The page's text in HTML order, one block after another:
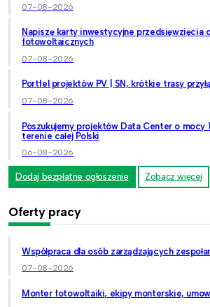
07-08-2026
Napiszę karty inwestycyjne przedsięwzięcia
fotowoltaicznych
07-08-2026
Portfel projektów PV | SN, krótkie trasy
07-08-2026
Poszukujemy projektów Data Center o mocy
terenie całej Polski
06-08-2026
Dodaj bezpłatne ogłoszenie Zobacz więcej
Oferty pracy
Współpraca dla osób zarządzających
07-08-2026
Monter fotowoltaiki, ekipy monterskie,